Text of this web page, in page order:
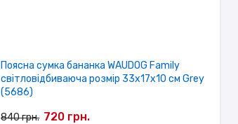
Поясна сумка бананка WAUDOG Family
світловідбиваюча розмір 33x17x10 см Grey
(5686)
840 грн. 720 грн.